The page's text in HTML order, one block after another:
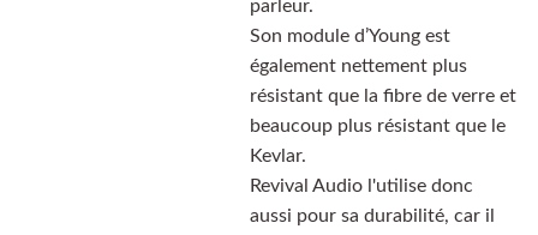
parleur.
Son module d’Young est
également nettement plus
résistant que la fibre de verre et
beaucoup plus résistant que le
Kevlar.
Revival Audio l'utilise donc
aussi pour sa durabilité, car il